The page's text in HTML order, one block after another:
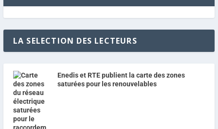
LA SELECTION DES LECTEURS
Enedis et RTE publient la carte des zones
saturées pour les renouvelables